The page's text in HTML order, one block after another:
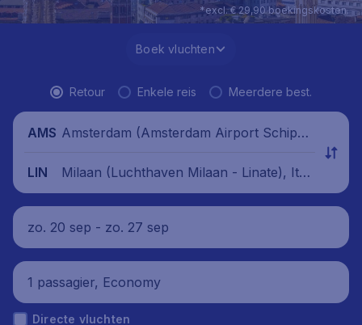
*excl. € 29,90 boekingskosten.
Boek vluchten
Retour Enkele reis Meerdere best.
AMS Amsterdam (Amsterdam Airport Schipho
LIN
Milaan (Luchthaven Milaan - Linate), Itali
ë
zo. 20 sep - zo. 27 sep
1 passagier, Economy
Directe vluchten